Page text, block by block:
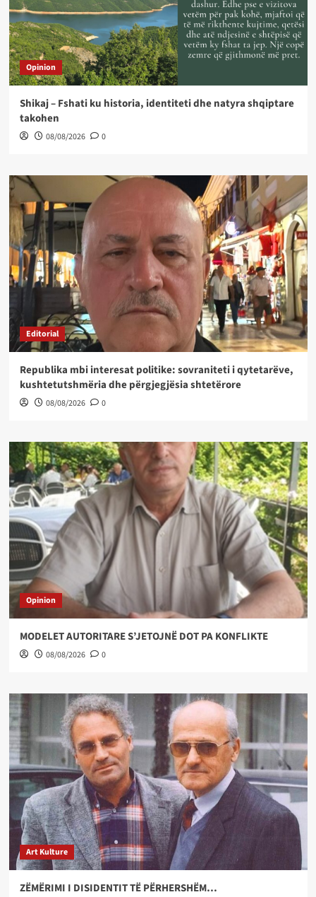
Opinion
Shikaj – Fshati ku historia, identiteti dhe natyra shqiptare
takohen
08/08/2026 0
Editorial
Republika mbi interesat politike: sovraniteti i qytetarëve,
kushtetutshmëria dhe përgjegjësia shtetërore
08/08/2026 0
Opinion
MODELET AUTORITARE S’JETOJNË DOT PA KONFLIKTE
08/08/2026 0
Art Kulture
ZËMËRIMI I DISIDENTIT TË PËRHERSHËM…